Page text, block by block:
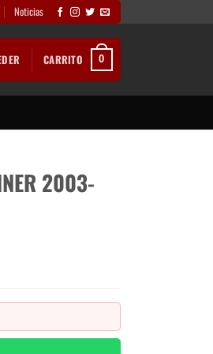
Noticias
CARRITO 0
2003-